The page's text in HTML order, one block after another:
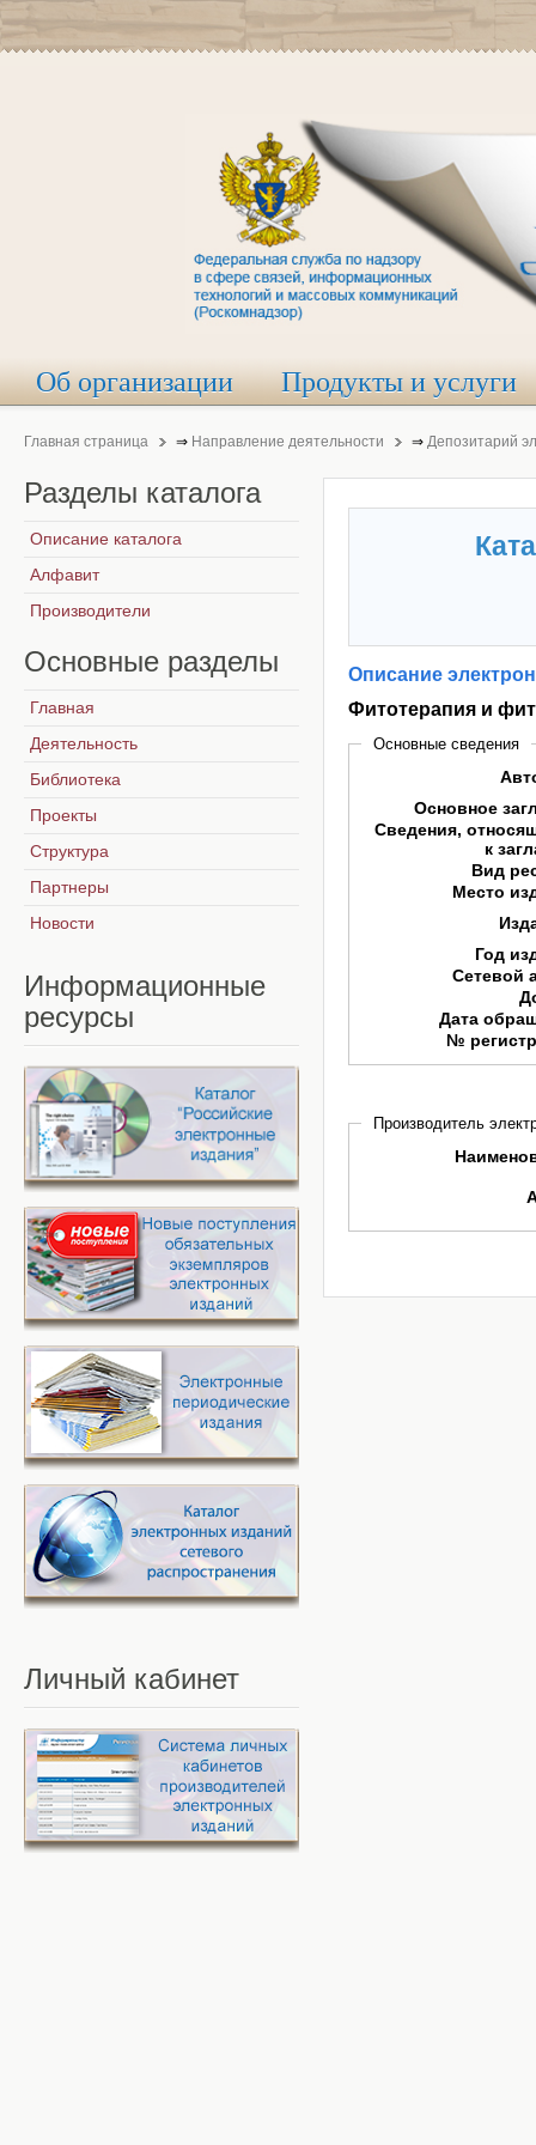
Об организации Продукты и услуги
Главная страница ⇒ Направление деятельности ⇒ Депозитарий
Описание
Фитотерапия и
Основные сведения
Основное
Сведения,
к
Вид
Место
Год
Сетевой
Дата
№
Производитель
Разделы каталога
Описание каталога
Алфавит
Производители
Основные разделы
Главная
Деятельность
Библиотека
Проекты
Структура
Партнеры
Новости
Информационные
ресурсы
Личный кабинет